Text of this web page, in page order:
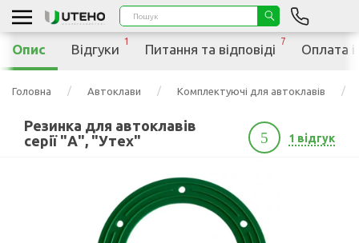
Головна Автоклави Комплектуючі для автоклавів
Резинка для автоклавів
серії "А", "Утех"
5 1 відгук
Опис Відгуки
1
Питання та відповіді
7
Оплата